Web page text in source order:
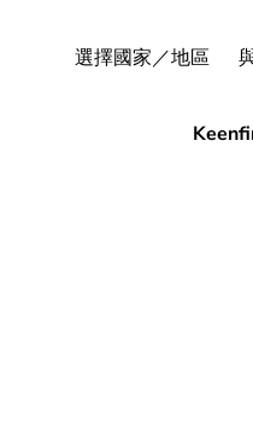
選擇國家／地區